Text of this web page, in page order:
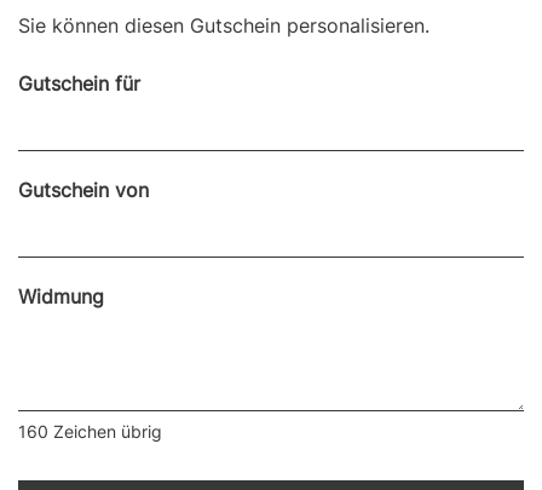
Sie können diesen Gutschein personalisieren.
Gutschein für
Gutschein von
Widmung
160 Zeichen übrig